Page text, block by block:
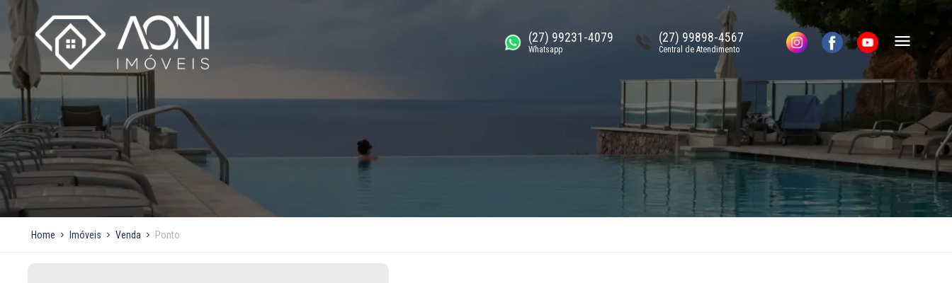
(27) 99231-4079
Whatsapp
(27) 99898-4567
Central de Atendimento
Home Imóveis Venda Ponto